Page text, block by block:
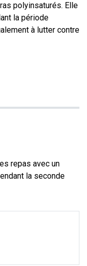
polyinsaturés. Elle
la période
à lutter contre
repas avec un
la seconde